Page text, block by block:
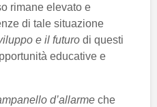
rimane elevato e
di tale situazione
e il futuro di questi
educative e
d’allarme che